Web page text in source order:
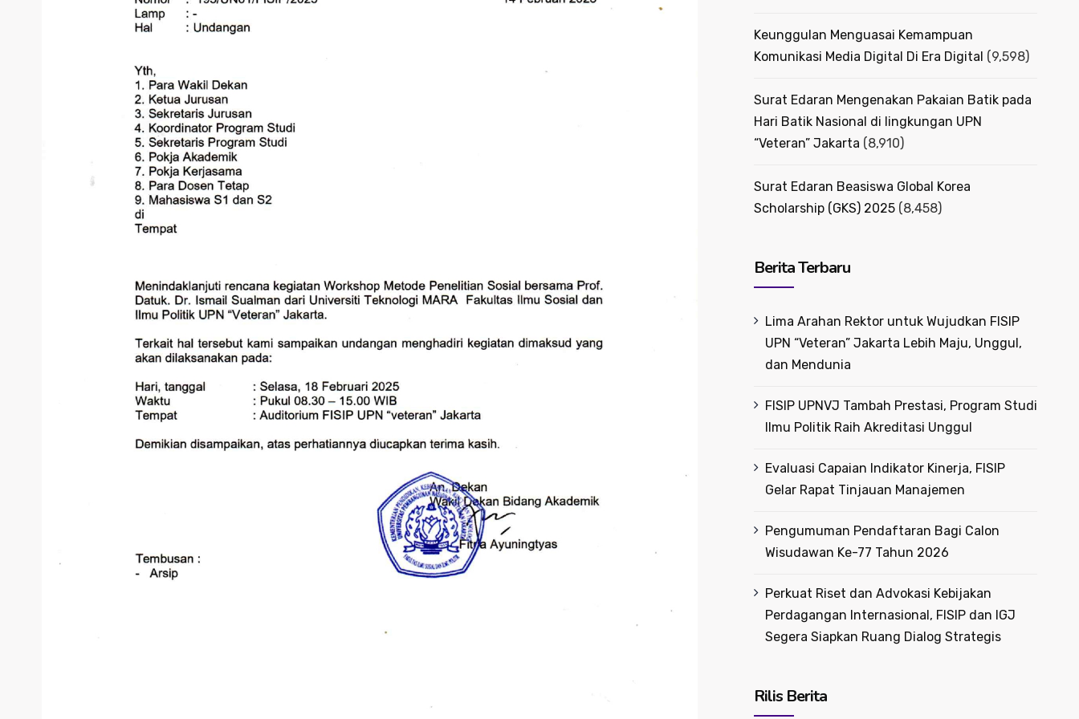
Keunggulan Menguasai Kemampuan
Komunikasi Media Digital Di Era Digital (9,598)
Surat Edaran Mengenakan Pakaian Batik pada
Hari Batik Nasional di lingkungan UPN
“Veteran” Jakarta (8,910)
Surat Edaran Beasiswa Global Korea
Scholarship (GKS) 2025 (8,458)
Berita Terbaru
Lima Arahan Rektor untuk Wujudkan FISIP
UPN “Veteran” Jakarta Lebih Maju, Unggul,
dan Mendunia
FISIP UPNVJ Tambah Prestasi, Program Studi
Ilmu Politik Raih Akreditasi Unggul
Evaluasi Capaian Indikator Kinerja, FISIP
Gelar Rapat Tinjauan Manajemen
Pengumuman Pendaftaran Bagi Calon
Wisudawan Ke-77 Tahun 2026
Perkuat Riset dan Advokasi Kebijakan
Perdagangan Internasional, FISIP dan IGJ
Segera Siapkan Ruang Dialog Strategis
Rilis Berita